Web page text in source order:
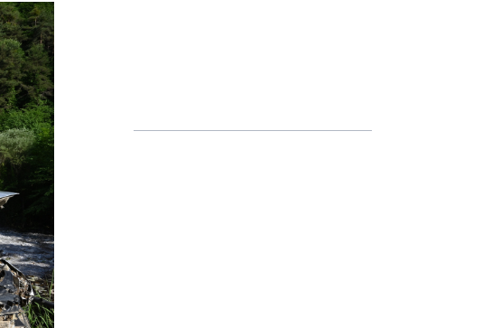
Das Grüne Band | Ostsee - Tschechien
Motorrad-Blogger
Aostatal: Walser und Gran Paradiso
Autoreisezüge ab 2017 - 2025
Brembo
Ardèche Camping-Tipps
Das MOTORRAD im Krieg
Ligurien mit Peter Fischer
Aostatal & Gressoney
Besuch bei Enduristan
Mainfranken
Lombardei